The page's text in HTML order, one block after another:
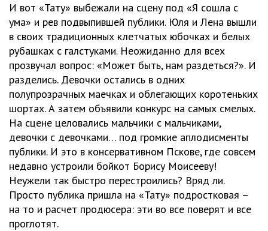
И вот «Тату» выбежали на сцену под «Я сошла с
ума» и рев подвыпившей публики. Юля и Лена вышли
в своих традиционных клетчатых юбочках и белых
рубашках с галстуками. Неожиданно для всех
прозвучал вопрос: «Может быть, нам раздеться?». И
разделись. Девочки остались в одних
полупрозрачных маечках и облегающих коротеньких
шортах. А затем объявили конкурс на самых смелых.
На сцене целовались мальчики с мальчиками,
девочки с девочками… под громкие аплодисменты
публики. И это в консервативном Пскове, где совсем
недавно устроили бойкот Борису Моисееву!
Неужели так быстро перестроились? Вряд ли.
Просто публика пришла на «Тату» подростковая –
на то и расчет продюсера: эти во все поверят и все
проглотят.